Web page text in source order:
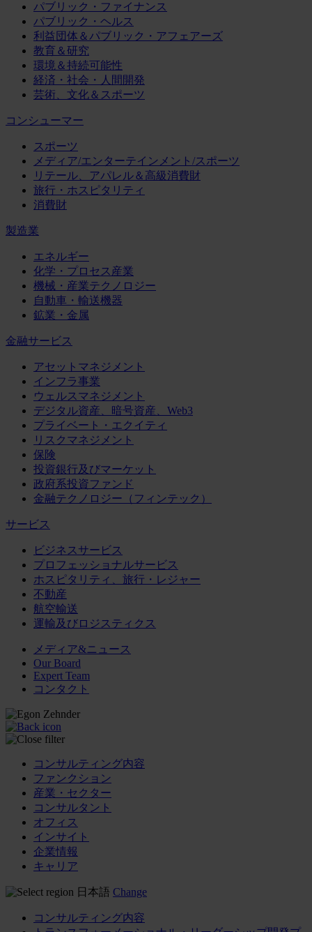
パブリック・ファイナンス
パブリック・ヘルス
利益団体＆パブリック・アフェアーズ
教育＆研究
環境＆持続可能性
経済・社会・人間開発
芸術、文化＆スポーツ
コンシューマー
スポーツ
メディア/エンターテインメント/スポーツ
リテール、アパレル＆高級消費財
旅行・ホスピタリティ
消費財
製造業
エネルギー
化学・プロセス産業
機械・産業テクノロジー
自動車・輸送機器
鉱業・金属
金融サービス
アセットマネジメント
インフラ事業
ウェルスマネジメント
デジタル資産、暗号資産、Web3
プライベート・エクイティ
リスクマネジメント
保険
投資銀行及びマーケット
政府系投資ファンド
金融テクノロジー（フィンテック）
サービス
ビジネスサービス
プロフェッショナルサービス
ホスピタリティ、旅行・レジャー
不動産
航空輸送
運輸及びロジスティクス
メディア&ニュース
Our Board
Expert Team
コンタクト
コンサルティング内容
ファンクション
産業・セクター
コンサルタント
オフィス
インサイト
企業情報
キャリア
日本語 Change
コンサルティング内容